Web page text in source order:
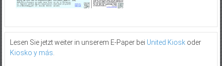
Lesen Sie jetzt weiter in unserem E-Paper bei United Kioskoder
Kiosko y más